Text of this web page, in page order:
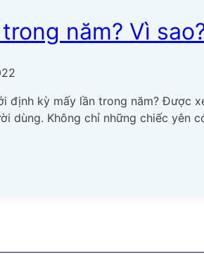
năm? Vì
định kỳ mấy lần trong năm? Được
dùng. Không chỉ những chiếc yên